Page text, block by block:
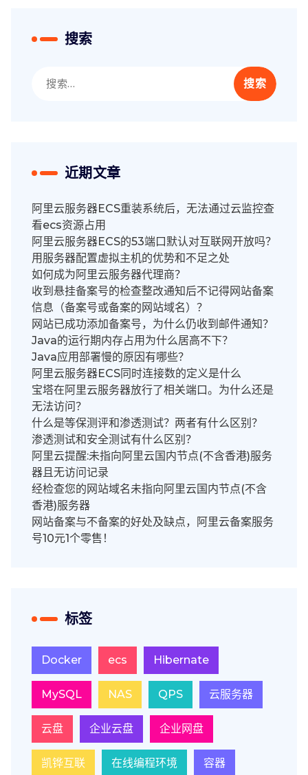
搜索
索：
近期文章
阿里云服务器ECS重装系统后，无法通过云监控查
看ecs资源占用
阿里云服务器ECS的53端口默认对互联网开放吗？
用服务器配置虚拟主机的优势和不足之处
如何成为阿里云服务器代理商？
收到悬挂备案号的检查整改通知后不记得网站备案
信息（备案号或备案的网站域名）？
网站已成功添加备案号，为什么仍收到邮件通知？
Java的运行期内存占用为什么居高不下？
Java应用部署慢的原因有哪些？
阿里云服务器ECS同时连接数的定义是什么
宝塔在阿里云服务器放行了相关端口。为什么还是
无法访问？
什么是等保测评和渗透测试？两者有什么区别？
渗透测试和安全测试有什么区别？
阿里云提醒:未指向阿里云国内节点(不含香港)服务
器且无访问记录
经检查您的网站域名未指向阿里云国内节点(不含
香港)服务器
网站备案与不备案的好处及缺点，阿里云备案服务
号10元1个零售！
标签
Docker ecs Hibernate
MySQL NAS QPS 云服务器
云盘 企业云盘 企业网盘
凯铧互联 在线编程环境 容器